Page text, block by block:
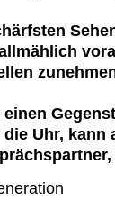
Uhr, kann